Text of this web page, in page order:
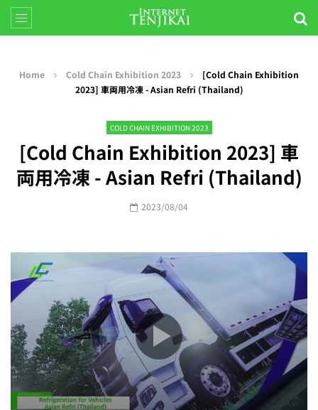
Home Cold Chain Exhibition 2023
[Cold Chain Exhibition
2023] 車両用冷凍 - Asian Refri (Thailand)
COLD CHAIN EXHIBITION 2023
[Cold Chain Exhibition 2023] 車
両用冷凍 - Asian Refri (Thailand)
2023/08/04